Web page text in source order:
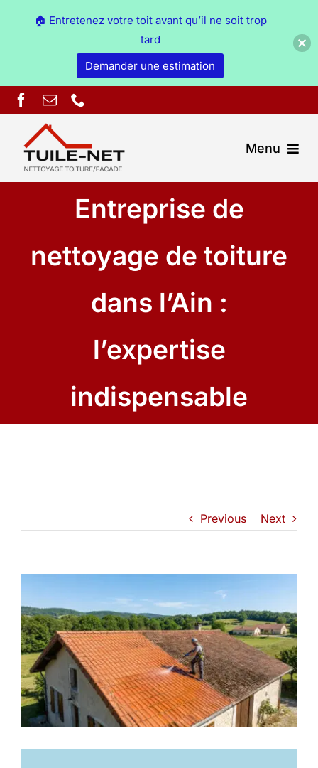
Skip
to
content
Menu
Couverture AinEntreprise de
nettoyage de toiture
dans l’Ain :
l’expertise
indispensable
Previous Next
Larger
Image
🏠 Entretenez votre toit avant qu’il ne soit trop
tard
Demander une estimation